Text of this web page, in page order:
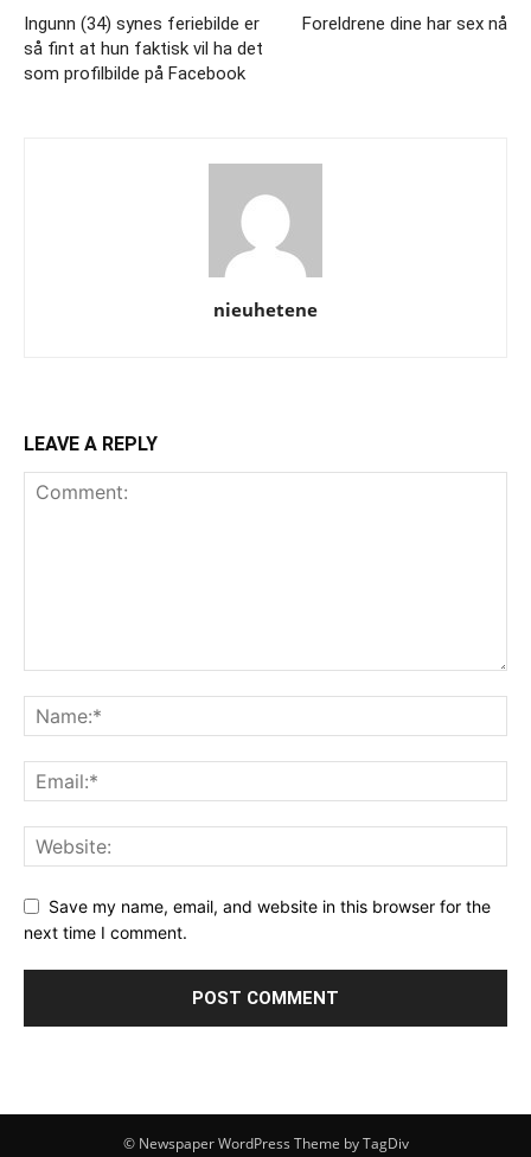
Ingunn (34) synes feriebilde er
så fint at hun faktisk vil ha det
som profilbilde på Facebook
Foreldrene dine har sex nå
nieuhetene
LEAVE A REPLY
Save my name, email, and website in this browser for the
next time I comment.
© Newspaper WordPress Theme by TagDiv